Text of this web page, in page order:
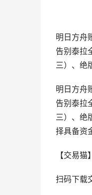
明日方舟
告别泰拉
三）、绝
明日方舟
告别泰拉
三）、绝
择具备资
【交易
扫码下载